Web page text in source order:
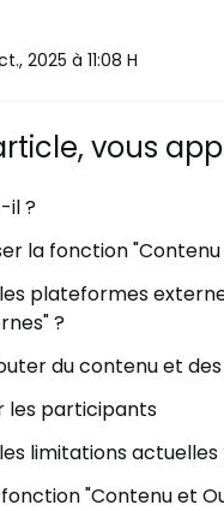
2025 à 11:08 H
vous
il ?
la fonction
plateformes
?
du contenu et
les participants
limitations actuelles
"Contenu et